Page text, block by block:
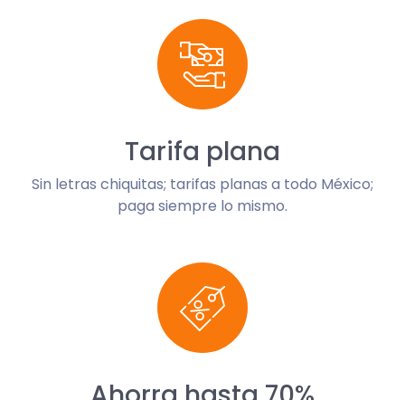
Tarifa plana
Sin letras chiquitas; tarifas planas a todo México;
paga siempre lo mismo.